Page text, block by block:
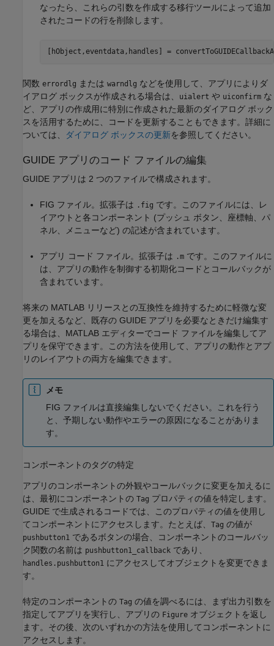
なったら、これらの引数を作成する移行ツールによって追加
されたコードの行を削除します。
[hObject,eventdata,handles] =
関数 errordlg または warndlg などを使用して、アプリによりダ
イアログ ボックスが作成される場合は、
uialert や uiconfirm な
ど、アプリの作成用に特別に作成された最新のダイアログ ボック
スを活用するために、コードを更新することもできます。詳細に
ついては、
ダイアログ ボックスの更新を参照してください。
GUIDE アプリのコード ファイルの編集
GUIDE アプリは 2 つのファイルで構成されます。
FIG ファイル。拡張子は .fig です。このファイルには、レ
イアウトと各コンポーネント (プッシュ ボタン、座標軸、パ
ネル、メニューなど) の記述が含まれています。
アプリ コード ファイル。拡張子は .m です。このファイルに
は、アプリの動作を制御する初期化コードとコールバックが
含まれています。
将来の MATLAB リリースとの互換性を維持するために軽微な変
更を加えるなど、既存の GUIDE アプリを必要なときだけ編集す
る場合は、MATLAB エディターでコード ファイルを編集してア
プリを保守できます。この方法を使用して、アプリの動作とアプ
リのレイアウトの両方を編集できます。
メモ
FIG ファイルは直接編集しないでください。これを行う
と、予期しない動作やエラーの原因になることがありま
す。
コンポーネントのタグの特定
アプリのコンポーネントの外観やコールバックに変更を加えるに
は、最初にコンポーネントの Tag プロパティの値を特定します。
GUIDE で生成されるコードでは、このプロパティの値を使用し
てコンポーネントにアクセスします。たとえば、 Tag の値が
pushbutton1 であるボタンの場合、コンポーネントのコールバッ
ク関数の名前は pushbutton1_callback であり、
handles.pushbutton1 にアクセスしてオブジェクトを変更できま
す。
特定のコンポーネントの Tag の値を調べるには、まず出力引数を
指定してアプリを実行し、アプリの Figure オブジェクトを返し
ます。その後、次のいずれかの方法を使用してコンポーネントに
アクセスします。